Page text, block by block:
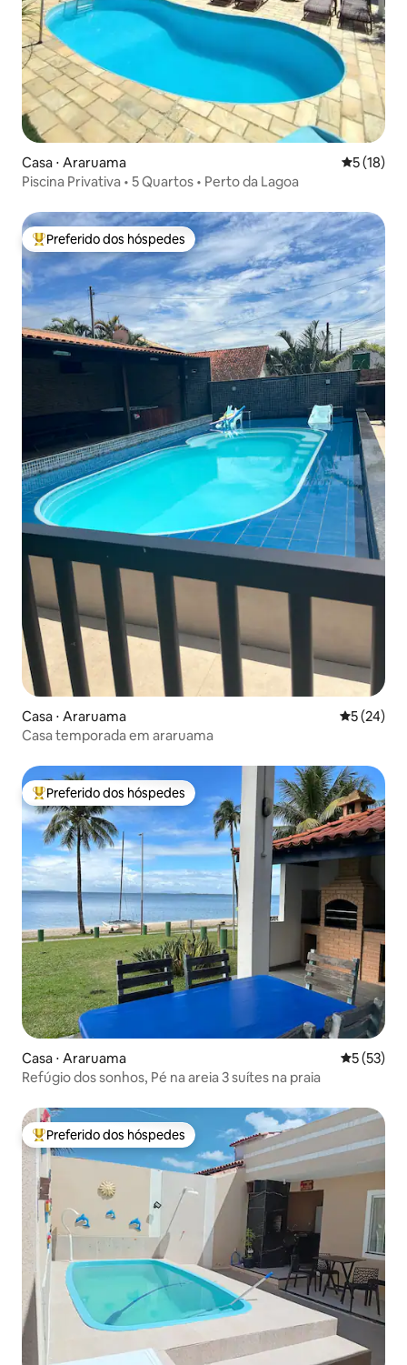
Casa ⋅ Araruama 5 de uma
5 (18)
Piscina Privativa • 5 Quartos • Perto da Lagoa
Entre os melhores preferidos dos hóspedes
Preferido dos hóspedes
Casa ⋅ Araruama 5 de uma
5 (24)
Casa temporada em araruama
Entre os melhores preferidos dos hóspedes
Preferido dos hóspedes
Casa ⋅ Araruama 5 de uma
5 (53)
Refúgio dos sonhos, Pé na areia 3 suítes na praia
Entre os melhores preferidos dos hóspedes
Preferido dos hóspedes